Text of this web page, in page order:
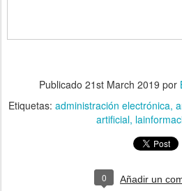
Publicado 21st March 2019 por
Etiquetas: administración electrónica
artificial
0 Añadir un